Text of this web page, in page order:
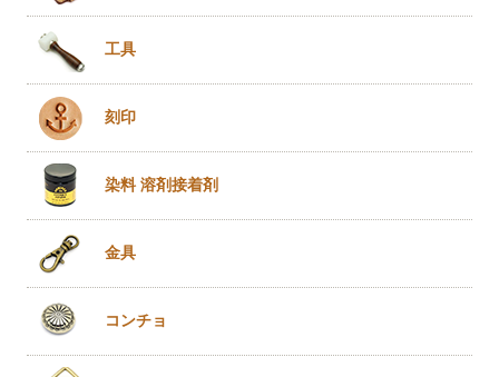
工具
刻印
染料 溶剤接着剤
金具
コンチョ